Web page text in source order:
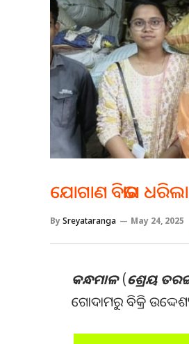
ଯୋଗାଣ ବିଭାଗ
BySreyataranga May 24, 2025
କନ୍ଧମାଳ(ଶ୍ରେୟ
ଗୋଦାମରୁ ବିକ୍ରି